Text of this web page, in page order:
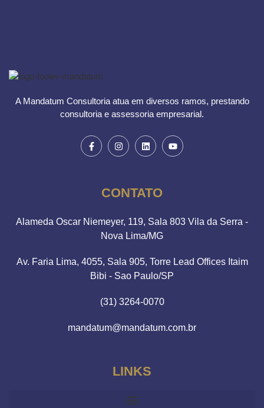
A Mandatum Consultoria atua em diversos ramos, prestando
consultoria e assessoria empresarial.
CONTATO
Alameda Oscar Niemeyer, 119, Sala 803 Vila da Serra -
Nova Lima/MG
Av. Faria Lima, 4055, Sala 905, Torre Lead Offices Itaim
Bibi - Sao Paulo/SP
(31) 3264-0070
mandatum@mandatum.com.br
LINKS